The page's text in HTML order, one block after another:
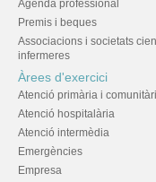
Agenda professional
Premis i beques
Associacions i societats
infermeres
Àrees d'exercici
Atenció primària i
Atenció hospitalària
Atenció intermèdia
Emergències
Empresa